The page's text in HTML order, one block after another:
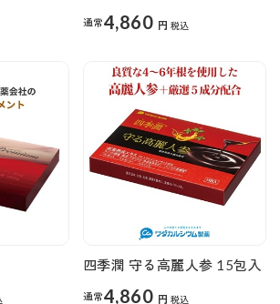
通常4,860 円 税込
四季潤 守る高麗人参 15包入
通常4,860 円 税込